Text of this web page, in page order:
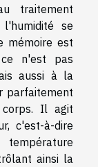
traitement
se
mémoire est
n'est pas
aussi à la
parfaitement
Il agit
c'est-à-dire
ainsi la